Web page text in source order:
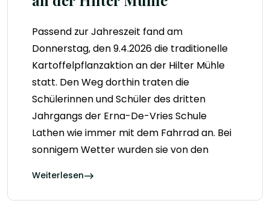
Passend zur Jahreszeit fand am
Donnerstag, den 9.4.2026 die traditionelle
Kartoffelpflanzaktion an der Hilter Mühle
statt. Den Weg dorthin traten die
Schülerinnen und Schüler des dritten
Jahrgangs der Erna-De-Vries Schule
Lathen wie immer mit dem Fahrrad an. Bei
sonnigem Wetter wurden sie von den
Weiterlesen